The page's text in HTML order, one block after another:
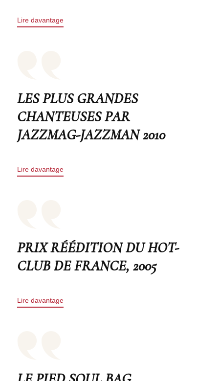
Lire davantage
LES PLUS GRANDES
CHANTEUSES PAR
JAZZMAG-JAZZMAN 2010
Lire davantage
PRIX RÉÉDITION DU HOT-
CLUB DE FRANCE, 2005
Lire davantage